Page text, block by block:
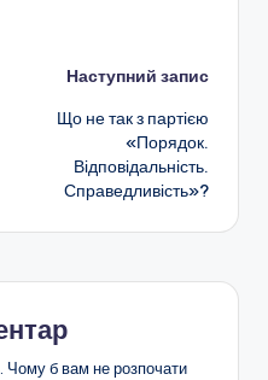
Наступний запис
Що не так з партією
«Порядок.
Відповідальність.
Справедливість»?
Чому б вам не розпочати